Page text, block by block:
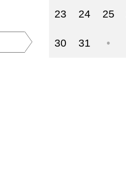
23 24 25
30 31